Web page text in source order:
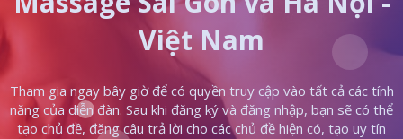
Việt Nam
Tham gia ngay bây giờ để có quyền truy cập vào tất cả các tính
năng của diễn đàn. Sau khi đăng ký và đăng nhập, bạn sẽ có thể
tạo chủ đề, đăng câu trả lời cho các chủ đề hiện có, tạo uy tín